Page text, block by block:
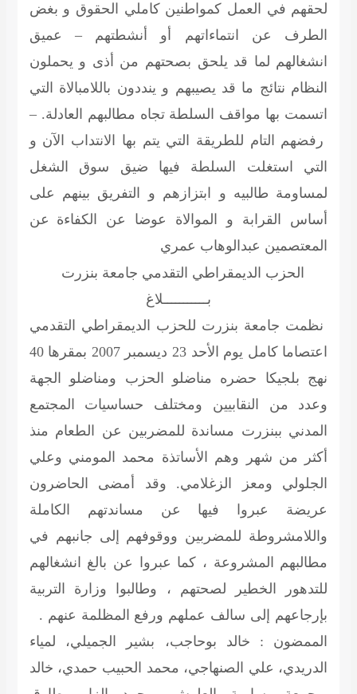
لحقهم في العمل كمواطنين كاملي الحقوق و بغض
الطرف عن انتماءاتهم أو أنشطتهم – عميق
انشغالهم لما قد يلحق بصحتهم من أذى و يحملون
النظام نتائج ما قد يصيبهم و ينددون باللامبالاة التي
اتسمت بها مواقف السلطة تجاه مطالبهم العادلة. –
رفضهم التام للطريقة التي يتم بها الانتداب الآن و
التي استغلت السلطة فيها ضيق سوق الشغل
لمساومة طالبيه و ابتزازهم و التفريق بينهم على
أساس القرابة و الموالاة عوضا عن الكفاءة عن
المعتصمين عبدالوهاب عمري
الحزب الديمقراطي التقدمي جامعة بنزرت
بـــــــــــلاغ
نظمت جامعة بنزرت للحزب الديمقراطي التقدمي
اعتصاما كامل يوم الأحد 23 ديسمبر 2007 بمقرها 40
نهج بلجيكا حضره مناضلو الحزب ومناضلو الجهة
وعدد من النقابيين ومختلف حساسيات المجتمع
المدني ببنزرت مساندة للمضربين عن الطعام منذ
أكثر من شهر وهم الأساتذة محمد المومني وعلي
الجلولي ومعز الزغلامي. وقد أمضى الحاضرون
عريضة عبروا فيها عن مساندتهم الكاملة
واللامشروطة للمضربين ووقوفهم إلى جانبهم في
مطالبهم المشروعة ، كما عبروا عن بالغ انشغالهم
للتدهور الخطير لصحتهم ، وطالبوا وزارة التربية
بإرجاعهم إلى سالف عملهم ورفع المظلمة عنهم .
الممضون :
خالد بوحاجب، بشير الجميلي، لمياء
الدريدي، علي الصنهاجي، محمد الحبيب حمدي، خالد